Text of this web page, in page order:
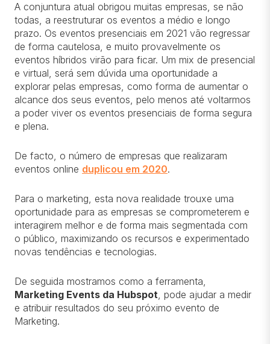
A conjuntura atual obrigou muitas empresas, se não
todas, a reestruturar os eventos a médio e longo
prazo. Os eventos presenciais em 2021 vão regressar
de forma cautelosa, e muito provavelmente os
eventos híbridos virão para ficar. Um mix de presencial
e virtual, será sem dúvida uma oportunidade a
explorar pelas empresas, como forma de aumentar o
alcance dos seus eventos, pelo menos até voltarmos
a poder viver os eventos presenciais de forma segura
e plena.
De facto, o número de empresas que realizaram
eventos online duplicou em 2020.
Para o marketing, esta nova realidade trouxe uma
oportunidade para as empresas se comprometerem e
interagirem melhor e de forma mais segmentada com
o público, maximizando os recursos e experimentado
novas tendências e tecnologias.
De seguida mostramos como a ferramenta,
Marketing Events da Hubspot, pode ajudar a medir
e atribuir resultados do seu próximo evento de
Marketing.